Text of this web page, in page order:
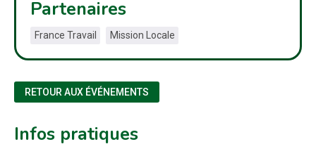
Partenaires
France Travail Mission Locale
RETOUR AUX ÉVÉNEMENTS
Infos pratiques